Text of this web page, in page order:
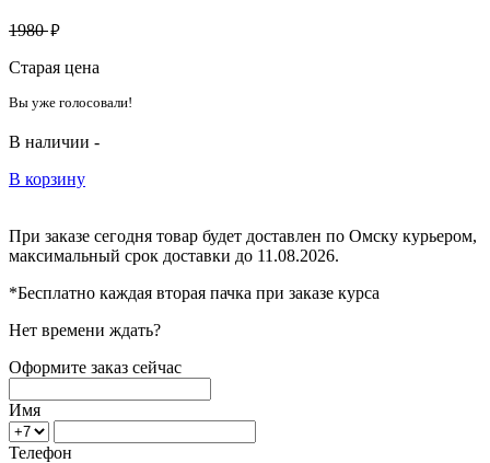
1980руб.
Старая цена
Вы уже голосовали!
В наличии -
В корзину
При заказе сегодня товар будет доставлен по Омску курьером,
максимальный срок доставки до 11.08.2026.
*Бесплатно каждая вторая пачка при заказе курса
Нет времени ждать?
Оформите заказ сейчас
Имя
Телефон